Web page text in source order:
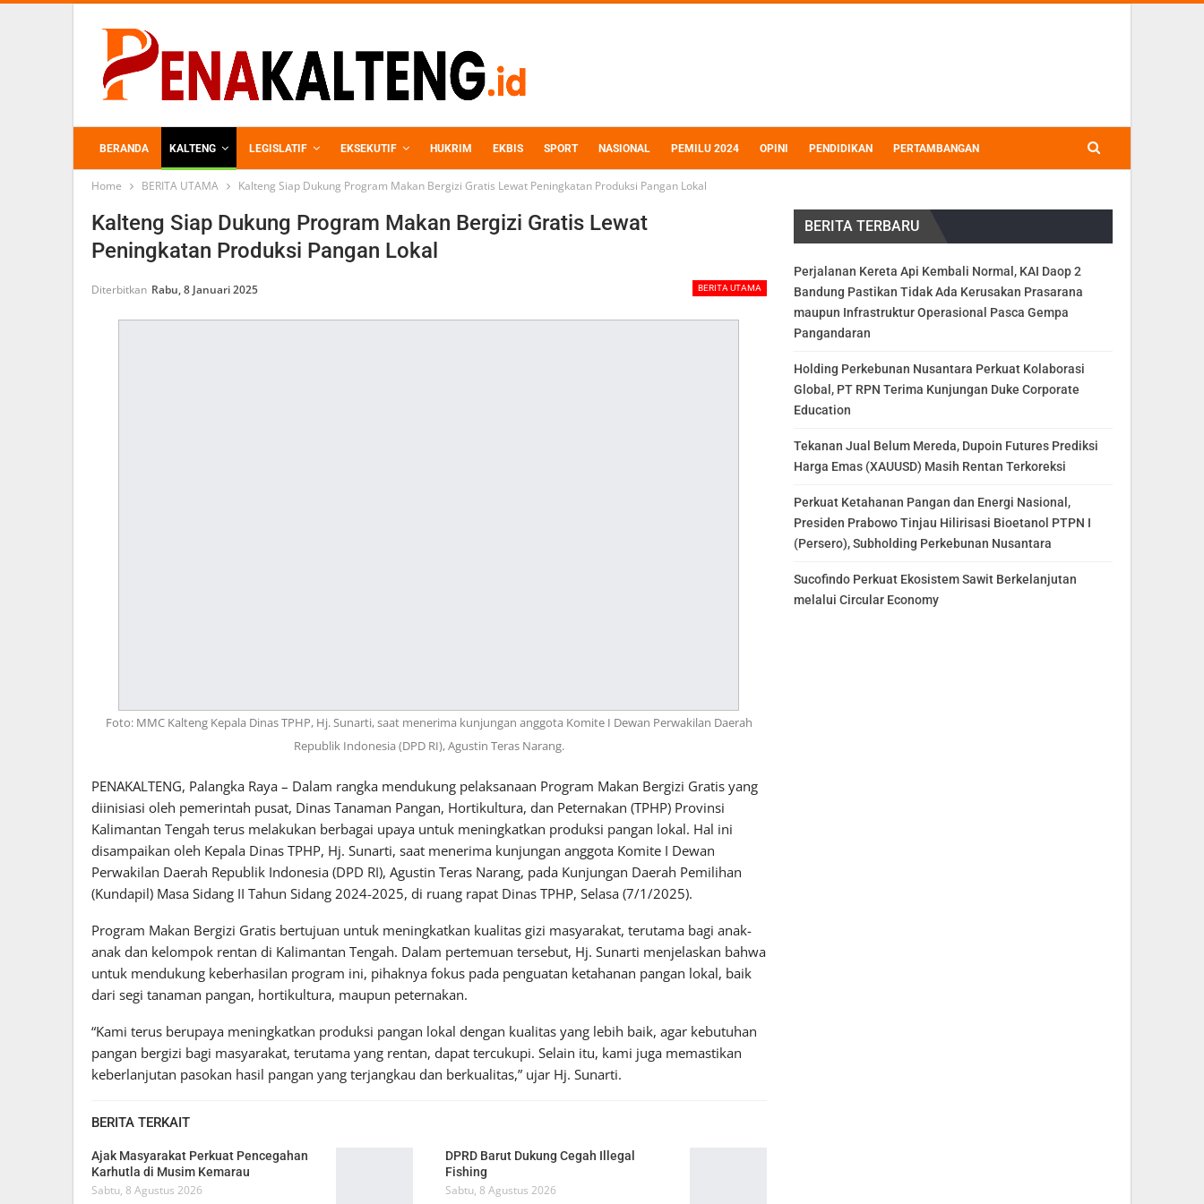
BERANDA KALTENG LEGISLATIF EKSEKUTIF HUKRIM EKBIS SPORT NASIONAL PEMILU 2024 OPINI PENDIDIKAN PERTAMBANGAN
PERKEBUNAN
Home BERITA UTAMA Kalteng Siap Dukung Program Makan Bergizi Gratis Lewat Peningkatan Produksi Pangan Lokal
Kalteng Siap Dukung Program Makan Bergizi Gratis Lewat
Peningkatan Produksi Pangan Lokal
BERITA UTAMA
Diterbitkan Rabu, 8 Januari 2025
Foto: MMC Kalteng Kepala Dinas TPHP, Hj. Sunarti, saat menerima kunjungan anggota Komite I Dewan Perwakilan Daerah
Republik Indonesia (DPD RI), Agustin Teras Narang.
PENAKALTENG, Palangka Raya – Dalam rangka mendukung pelaksanaan Program Makan Bergizi Gratis yang
diinisiasi oleh pemerintah pusat, Dinas Tanaman Pangan, Hortikultura, dan Peternakan (TPHP) Provinsi
Kalimantan Tengah terus melakukan berbagai upaya untuk meningkatkan produksi pangan lokal. Hal ini
disampaikan oleh Kepala Dinas TPHP, Hj. Sunarti, saat menerima kunjungan anggota Komite I Dewan
Perwakilan Daerah Republik Indonesia (DPD RI), Agustin Teras Narang, pada Kunjungan Daerah Pemilihan
(Kundapil) Masa Sidang II Tahun Sidang 2024-2025, di ruang rapat Dinas TPHP, Selasa (7/1/2025).
Program Makan Bergizi Gratis bertujuan untuk meningkatkan kualitas gizi masyarakat, terutama bagi anak-
anak dan kelompok rentan di Kalimantan Tengah. Dalam pertemuan tersebut, Hj. Sunarti menjelaskan bahwa
untuk mendukung keberhasilan program ini, pihaknya fokus pada penguatan ketahanan pangan lokal, baik
dari segi tanaman pangan, hortikultura, maupun peternakan.
“Kami terus berupaya meningkatkan produksi pangan lokal dengan kualitas yang lebih baik, agar kebutuhan
pangan bergizi bagi masyarakat, terutama yang rentan, dapat tercukupi. Selain itu, kami juga memastikan
keberlanjutan pasokan hasil pangan yang terjangkau dan berkualitas,” ujar Hj. Sunarti.
BERITA TERKAIT
Ajak Masyarakat Perkuat Pencegahan
Karhutla di Musim Kemarau
Sabtu, 8 Agustus 2026
DPRD Barut Dukung Cegah Illegal
Fishing
Sabtu, 8 Agustus 2026
BERITA TERBARU
Perjalanan Kereta Api Kembali Normal, KAI Daop 2
Bandung Pastikan Tidak Ada Kerusakan Prasarana
maupun Infrastruktur Operasional Pasca Gempa
Pangandaran
Holding Perkebunan Nusantara Perkuat Kolaborasi
Global, PT RPN Terima Kunjungan Duke Corporate
Education
Tekanan Jual Belum Mereda, Dupoin Futures Prediksi
Harga Emas (XAUUSD) Masih Rentan Terkoreksi
Perkuat Ketahanan Pangan dan Energi Nasional,
Presiden Prabowo Tinjau Hilirisasi Bioetanol PTPN I
(Persero), Subholding Perkebunan Nusantara
Sucofindo Perkuat Ekosistem Sawit Berkelanjutan
melalui Circular Economy